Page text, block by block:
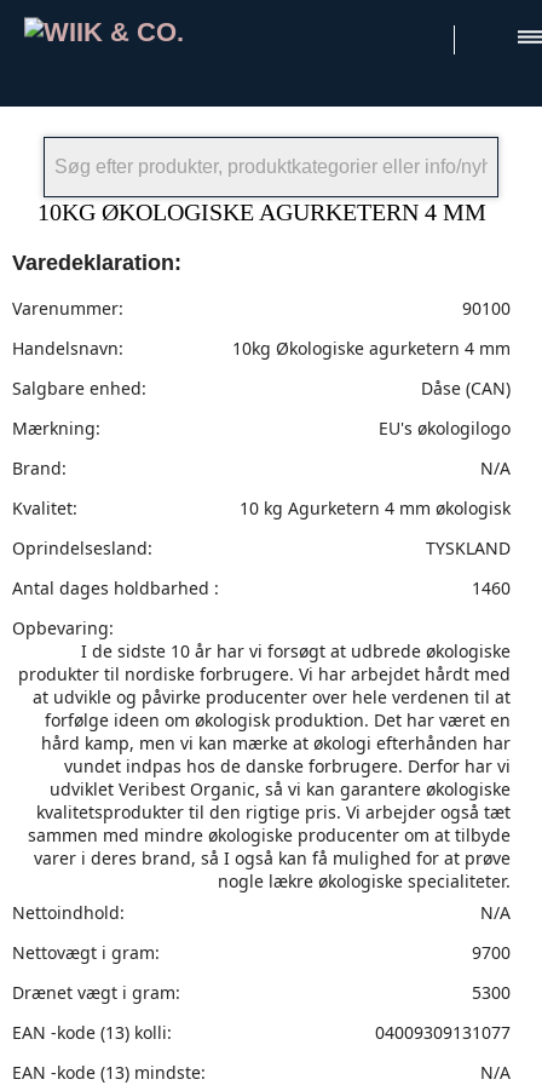
10KG ØKOLOGISKE AGURKETERN 4 MM
Varedeklaration:
Varenummer:
90100
Handelsnavn:
10kg Økologiske agurketern 4 mm
Salgbare enhed:
Dåse (CAN)
Mærkning:
EU's økologilogo
Brand:
N/A
Kvalitet:
10 kg Agurketern 4 mm økologisk
Oprindelsesland:
TYSKLAND
Antal dages holdbarhed :
1460
Opbevaring:
I de sidste 10 år har vi forsøgt at udbrede økologiske
produkter til nordiske forbrugere. Vi har arbejdet hårdt med
at udvikle og påvirke producenter over hele verdenen til at
forfølge ideen om økologisk produktion. Det har været en
hård kamp, men vi kan mærke at økologi efterhånden har
vundet indpas hos de danske forbrugere. Derfor har vi
udviklet Veribest Organic, så vi kan garantere økologiske
kvalitetsprodukter til den rigtige pris. Vi arbejder også tæt
sammen med mindre økologiske producenter om at tilbyde
varer i deres brand, så I også kan få mulighed for at prøve
nogle lækre økologiske specialiteter.
Nettoindhold:
N/A
Nettovægt i gram:
9700
Drænet vægt i gram:
5300
EAN -kode (13) kolli:
04009309131077
EAN -kode (13) mindste:
N/A